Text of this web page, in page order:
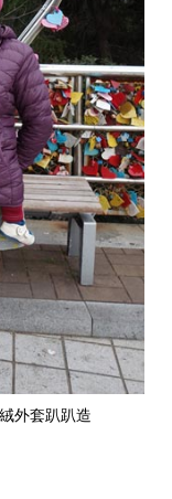
外套趴趴造